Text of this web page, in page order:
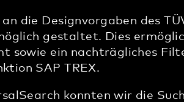
die Designvorgaben des
gestaltet. Dies
sowie ein nachträgliches
SAP TREX.
konnten wir die